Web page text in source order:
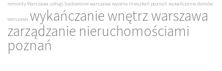
remonty Warszawa usługi budowlane warszawa wycena mieszkań poznań wykańczanie domów
warszawa wykańczanie wnętrz warszawa
zarządzanie nieruchomościami
poznań